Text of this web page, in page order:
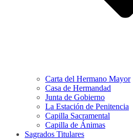
Carta del Hermano Mayor
Casa de Hermandad
Junta de Gobierno
La Estación de Penitencia
Capilla Sacramental
Capilla de Ánimas
Sagrados Titulares